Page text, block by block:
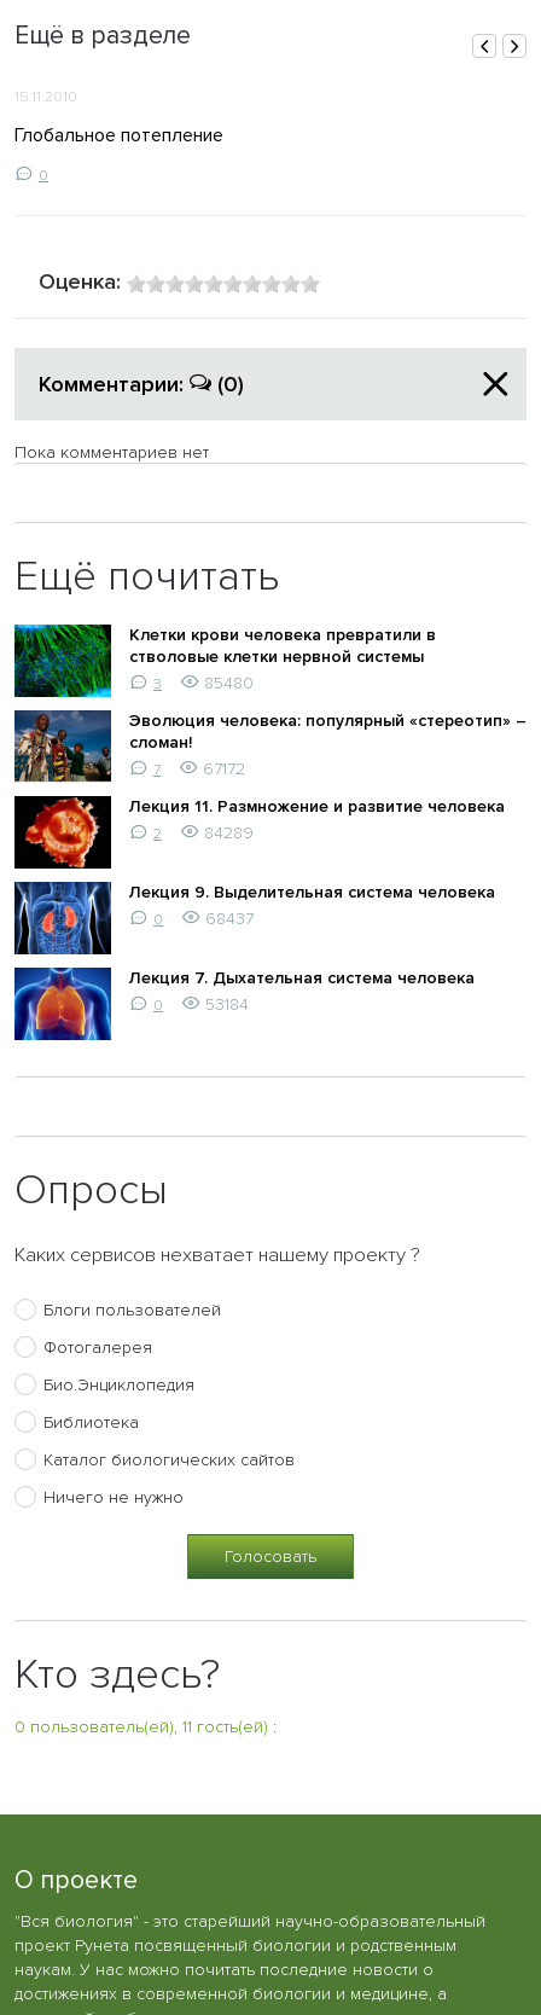
Ещё в разделе
15.11.2010
Глобальное потепление
0
Оценка:
Комментарии: (0)
Пока комментариев нет
Ещё почитать
Клетки крови человека превратили в
стволовые клетки нервной системы
3
85480
Эволюция человека: популярный «стереотип» –
сломан!
7
67172
Лекция 11. Размножение и развитие человека
2 84289
Лекция 9. Выделительная система человека
0 68437
Лекция 7. Дыхательная система человека
0 53184
Опросы
Каких сервисов нехватает нашему проекту ?
Блоги пользователей
Фотогалерея
Био.Энциклопедия
Библиотека
Каталог биологических сайтов
Ничего не нужно
Кто здесь?
0 пользователь(ей), 11 гость(ей) :
О проекте
"Вся биология" - это старейший научно-образовательный
проект Рунета посвященный биологии и родственным
наукам. У нас можно почитать последние новости о
достижениях в современной биологии и медицине, а